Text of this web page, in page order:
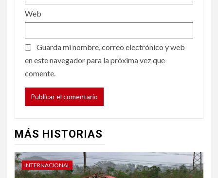
Web
Guarda mi nombre, correo electrónico y web
en este navegador para la próxima vez que
comente.
MÁS HISTORIAS
INTERNACIONAL